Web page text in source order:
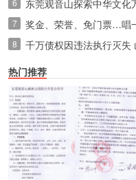
7 奖金、荣誉、免门票…唱
8
千万债权因违法执行灭失
热门推荐